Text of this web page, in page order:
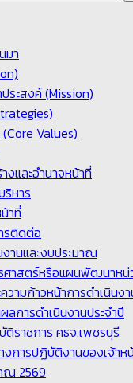
มา
ระสงค์ (Mission)
Values)
งและอำนาจหน้าที่
หาร
าที่
รติดต่อ
านและงบประมาณ
ศาสตร์หรือแผนพัฒนาหน่
วามก้าวหน้าการดำเนินง
ลการดำเนินงานประจำปี
ราชการ ศธจ.เพชรบุรี
การปฏิบัติงานของเจ้าห
ณ 2569